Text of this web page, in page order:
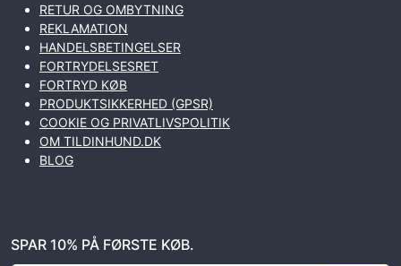
RETUR OG OMBYTNING
REKLAMATION
HANDELSBETINGELSER
FORTRYDELSESRET
FORTRYD KØB
PRODUKTSIKKERHED (GPSR)
COOKIE OG PRIVATLIVSPOLITIK
OM TILDINHUND.DK
BLOG
SPAR 10% PÅ FØRSTE KØB.